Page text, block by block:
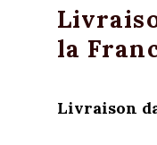
la
Livraison